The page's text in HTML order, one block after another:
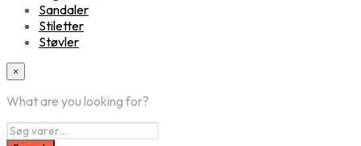
Sandaler
Stiletter
Støvler
×
What are you looking for?